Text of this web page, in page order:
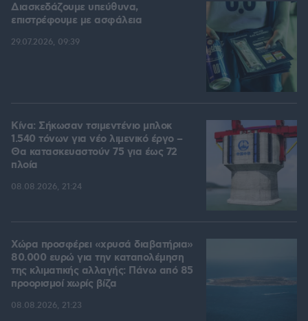
Διασκεδάζουμε υπεύθυνα,
επιστρέφουμε με ασφάλεια
29.07.2026, 09:39
Κίνα: Σήκωσαν τσιμεντένιο μπλοκ
1.540 τόνων για νέο λιμενικό έργο –
Θα κατασκευαστούν 75 για έως 72
πλοία
08.08.2026, 21:24
Χώρα προσφέρει «χρυσά διαβατήρια»
80.000 ευρώ για την καταπολέμηση
της κλιματικής αλλαγής: Πάνω από 85
προορισμοί χωρίς βίζα
08.08.2026, 21:23